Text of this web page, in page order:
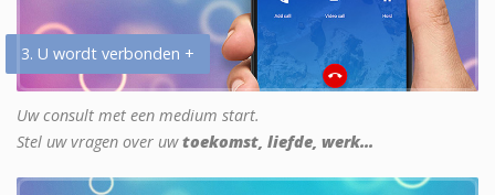
3. U wordt verbonden +
Uw consult met een medium start.
Stel uw vragen over uwtoekomst, liefde, werk...